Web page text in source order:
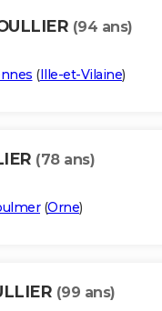
(94 ans)
(Ille-et-Vilaine)
(78 ans)
(Orne)
(99 ans)